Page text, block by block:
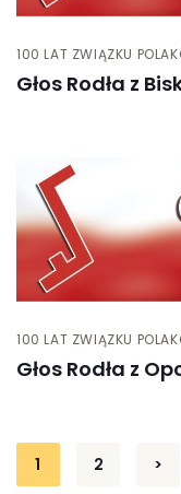
100 LAT ZWIĄZKU
Głos Rodła z
100 LAT ZWIĄZKU
Głos Rodła z
1 2 >